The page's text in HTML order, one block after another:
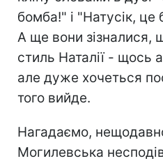
бомба!" і "Натусік, це
А ще вони зізналися,
стиль Наталії - щось
але дуже хочеться
того вийде.
Нагадаємо,
Могилевська